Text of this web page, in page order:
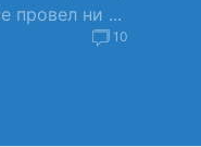
провел ни ...
10